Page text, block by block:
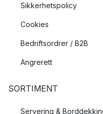
verden over.
foretrekker å drikke
Arctica-serien er en
Sikkerhetspolicy
Cookies
Bedriftsordrer / B2B
Angrerett
SORTIMENT
Servering &